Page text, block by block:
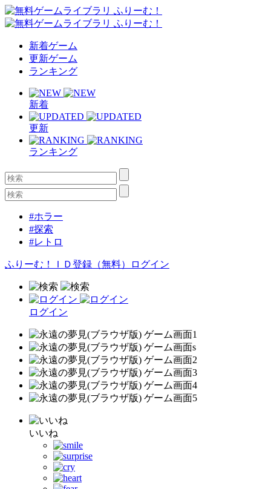
新着ゲーム
更新ゲーム
ランキング
新着
更新
ランキング
#ホラー
#探索
#レトロ
ふりーむ！ＩＤ登録（無料） ログイン
ログイン
いいね